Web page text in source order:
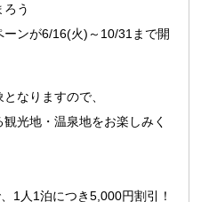
う
ーンが6/16(火)～10/31まで開
なりますので、
光地・温泉地をお楽しみく
1人1泊につき5,000円割引！